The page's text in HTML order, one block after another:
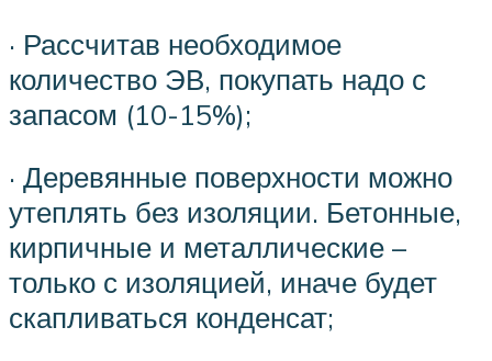
· Рассчитав необходимое
количество ЭВ, покупать надо с
запасом (10-15%);
· Деревянные поверхности можно
утеплять без изоляции. Бетонные,
кирпичные и металлические –
только с изоляцией, иначе будет
скапливаться конденсат;